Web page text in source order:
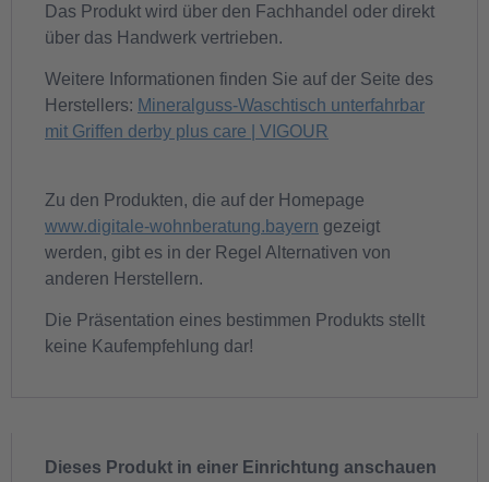
Das Produkt wird über den Fachhandel oder direkt
über das Handwerk vertrieben.
Weitere Informationen finden Sie auf der Seite des
Herstellers: Mineralguss-Waschtisch unterfahrbar
mit Griffen derby plus care | VIGOUR
Zu den Produkten, die auf der Homepage
www.digitale-wohnberatung.bayern gezeigt
werden, gibt es in der Regel Alternativen von
anderen Herstellern.
Die Präsentation eines bestimmen Produkts stellt
keine Kaufempfehlung dar!
Dieses Produkt in einer Einrichtung anschauen